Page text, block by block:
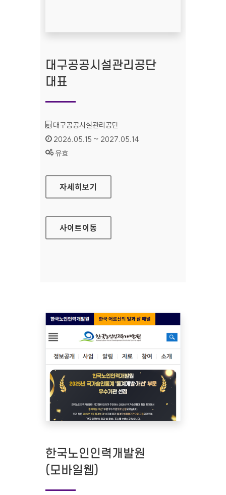
대구공공시설관리공단
대표
기관명 :
대구공공시설관리공단
인증기간 :
2026.05.15 ~ 2027.05.14
상태 :
유효
대구공공시설관리공단 대표
자세히보기
사이트이동
한국노인인력개발원
(모바일웹)